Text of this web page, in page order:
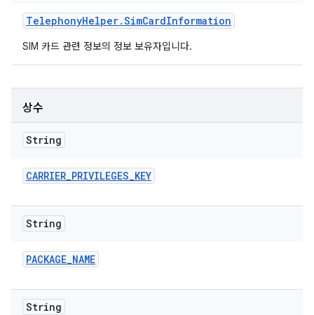
TelephonyHelper.SimCardInformation
SIM 카드 관련 정보의 정보 보유자입니다.
상수
String
CARRIER_PRIVILEGES_KEY
String
PACKAGE_NAME
String